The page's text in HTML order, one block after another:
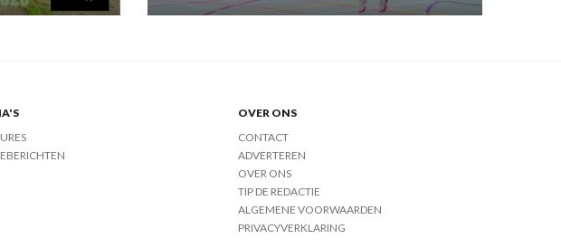
OVER ONS
CONTACT
ADVERTEREN
OVER ONS
TIP DE REDACTIE
ALGEMENE VOORWAARDEN
PRIVACYVERKLARING